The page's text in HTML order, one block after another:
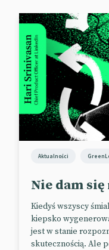
Aktualności
Nie dam
Kiedyś wszyscy
kiepsko
jest w stanie
skutecznością. Ale